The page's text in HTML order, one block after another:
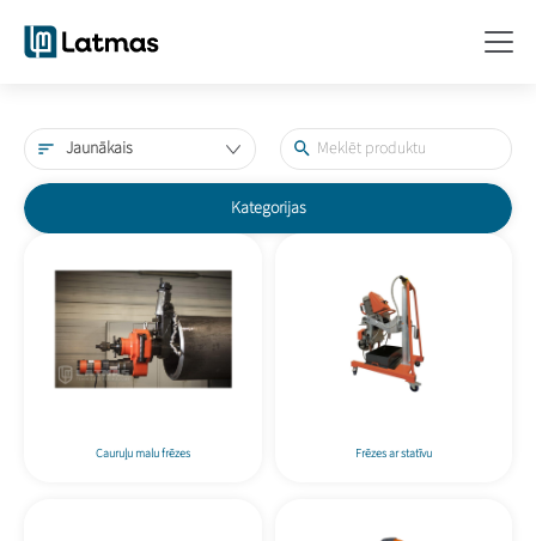
Jaunākais
Kategorijas
Cauruļu malu frēzes Frēzes ar statīvu